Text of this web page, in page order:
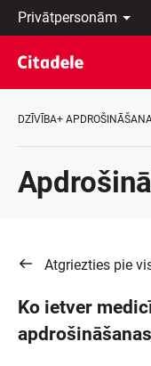
Privātpersonām
Uzņēmumiem
Private
Banking
Par
C
lv
Latviski
По-
русски
In
DZĪVĪBA+
Atgriezties pie
Ko ietver